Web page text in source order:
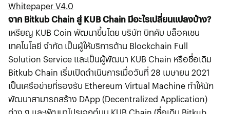
Whitepaper V4.0
จาก Bitkub Chain สู่ KUB Chain มีอะไรเปลี่ยนแปลงบ้าง?
เหรียญ KUB Coin พัฒนาขึ้นโดย บริษัท บิทคับ บล็อคเชน
เทคโนโลยี จำกัด เป็นผู้ให้บริการด้าน Blockchain Full
Solution Service และเป็นผู้พัฒนา KUB Chain หรือชื่อเดิม
Bitkub Chain เริ่มเปิดดำเนินการเมื่อวันที่ 28 เมษายน 2021
เป็นเครือข่ายที่รองรับ Ethereum Virtual Machine ทำให้นัก
พัฒนาสามารถสร้าง DApp (Decentralized Application)